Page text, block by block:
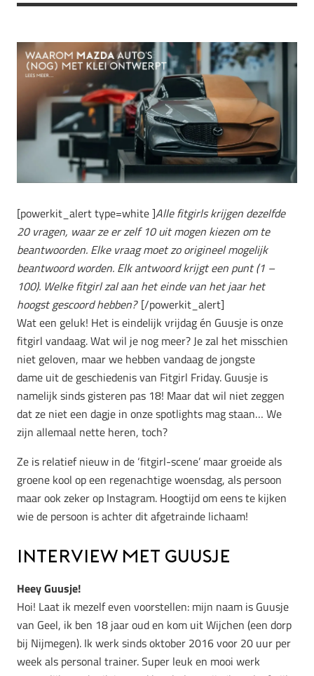
[powerkit_alert type=white ]Alle fitgirls krijgen dezelfde
20 vragen, waar ze er zelf 10 uit mogen kiezen om te
beantwoorden. Elke vraag moet zo origineel mogelijk
beantwoord worden. Elk antwoord krijgt een punt (1 –
100). Welke fitgirl zal aan het einde van het jaar het
hoogst gescoord hebben? [/powerkit_alert]
Wat een geluk! Het is eindelijk vrijdag én Guusje is onze
fitgirl vandaag. Wat wil je nog meer? Je zal het misschien
niet geloven, maar we hebben vandaag de jongste
dame uit de geschiedenis van Fitgirl Friday. Guusje is
namelijk sinds gisteren pas 18! Maar dat wil niet zeggen
dat ze niet een dagje in onze spotlights mag staan… We
zijn allemaal nette heren, toch?
Ze is relatief nieuw in de ‘fitgirl-scene’ maar groeide als
groene kool op een regenachtige woensdag, als persoon
maar ook zeker op Instagram. Hoogtijd om eens te kijken
wie de persoon is achter dit afgetrainde lichaam!
Interview met Guusje
Heey Guusje!
Hoi! Laat ik mezelf even voorstellen: mijn naam is Guusje
van Geel, ik ben 18 jaar oud en kom uit Wijchen (een dorp
bij Nijmegen). Ik werk sinds oktober 2016 voor 20 uur per
week als personal trainer. Super leuk en mooi werk